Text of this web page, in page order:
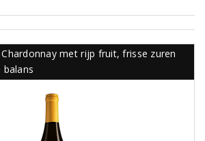
met rijp fruit, frisse zuren